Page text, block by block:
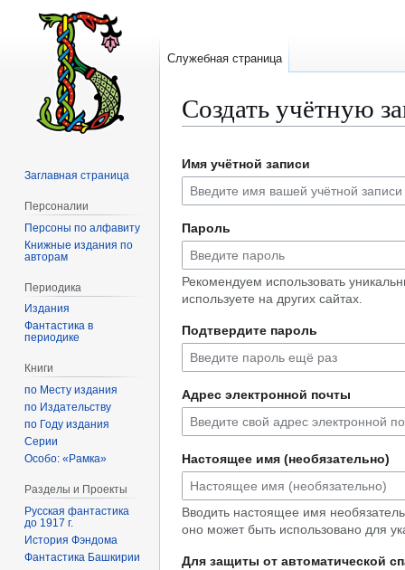
Создать учётную
к
навигации
к
поиску
Имя учётной записи
Пароль
Рекомендуем использовать
используете на других сайтах.
Подтвердите пароль
Адрес электронной почты
Настоящее имя (необязательно)
Вводить настоящее имя
оно может быть использовано для
Для защиты от автоматической
Служебная страница
Заглавная страница
Персоналии
Персоны по алфавиту
Книжные издания по
авторам
Периодика
Издания
Фантастика в
периодике
Книги
по Месту издания
по Издательству
по Году издания
Серии
Особо: «Рамка»
Разделы и Проекты
Русская фантастика
до 1917 г.
История Фэндома
Фантастика Башкирии